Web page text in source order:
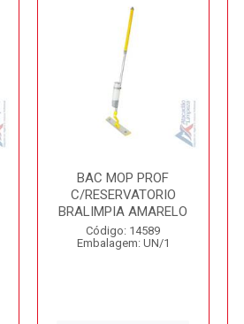
BAC MOP PROF
C/RESERVATORIO
BRALIMPIA AMARELO
Código: 14589
Embalagem: UN/1